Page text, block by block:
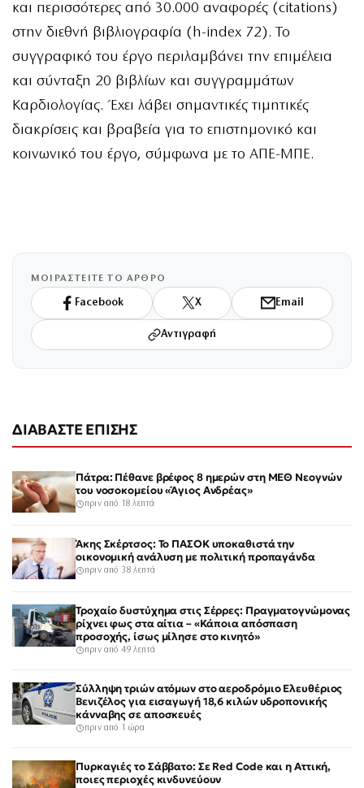
και περισσότερες από 30.000 αναφορές (citations)
στην διεθνή βιβλιογραφία (h-index 72). Το
συγγραφικό του έργο περιλαμβάνει την επιμέλεια
και σύνταξη 20 βιβλίων και συγγραμμάτων
Καρδιολογίας. Έχει λάβει σημαντικές τιμητικές
διακρίσεις και βραβεία για το επιστημονικό και
κοινωνικό του έργο, σύμφωνα με το ΑΠΕ-ΜΠΕ.
ΜΟΙΡΑΣΤΕΙΤΕ ΤΟ ΑΡΘΡΟ
Facebook X Email
Αντιγραφή
ΔΙΑΒΑΣΤΕ ΕΠΙΣΗΣ
Πάτρα: Πέθανε βρέφος 8 ημερών στη ΜΕΘ Νεογνών
του νοσοκομείου «Άγιος Ανδρέας»
πριν από 18 λεπτά
Άκης Σκέρτσος: Το ΠΑΣΟΚ υποκαθιστά την
οικονομική ανάλυση με πολιτική προπαγάνδα
πριν από 38 λεπτά
Τροχαίο δυστύχημα στις Σέρρες: Πραγματογνώμονας
ρίχνει φως στα αίτια – «Κάποια απόσπαση
προσοχής, ίσως μίλησε στο κινητό»
πριν από 49 λεπτά
Σύλληψη τριών ατόμων στο αεροδρόμιο Ελευθέριος
Βενιζέλος για εισαγωγή 18,6 κιλών υδροπονικής
κάνναβης σε αποσκευές
πριν από 1 ώρα
Πυρκαγιές το Σάββατο: Σε Red Code και η Αττική,
ποιες περιοχές κινδυνεύουν